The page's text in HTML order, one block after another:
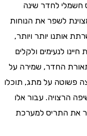
לחדר שינה
לשפר את הנוחות
יותר ויותר,
ולקלים
החדר, שמירה על
על מתג, תוכלו
עבור אלו
התריס למערכת